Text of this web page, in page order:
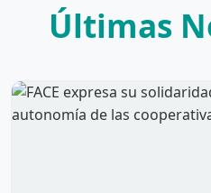
Últimas